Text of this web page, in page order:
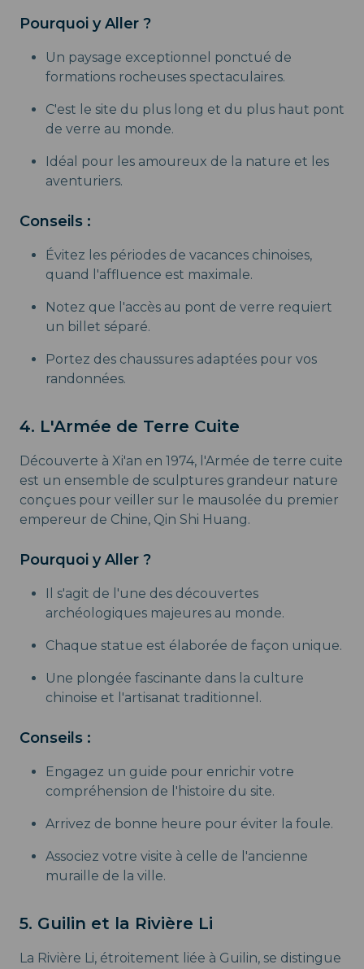
Pourquoi y Aller ?
Un paysage exceptionnel ponctué de
formations rocheuses spectaculaires.
C'est le site du plus long et du plus haut pont
de verre au monde.
Idéal pour les amoureux de la nature et les
aventuriers.
Conseils :
Évitez les périodes de vacances chinoises,
quand l'affluence est maximale.
Notez que l'accès au pont de verre requiert
un billet séparé.
Portez des chaussures adaptées pour vos
randonnées.
4. L'Armée de Terre Cuite
Découverte à Xi'an en 1974, l'Armée de terre cuite
est un ensemble de sculptures grandeur nature
conçues pour veiller sur le mausolée du premier
empereur de Chine, Qin Shi Huang.
Pourquoi y Aller ?
Il s'agit de l'une des découvertes
archéologiques majeures au monde.
Chaque statue est élaborée de façon unique.
Une plongée fascinante dans la culture
chinoise et l'artisanat traditionnel.
Conseils :
Engagez un guide pour enrichir votre
compréhension de l'histoire du site.
Arrivez de bonne heure pour éviter la foule.
Associez votre visite à celle de l'ancienne
muraille de la ville.
5. Guilin et la Rivière Li
La Rivière Li, étroitement liée à Guilin, se distingue